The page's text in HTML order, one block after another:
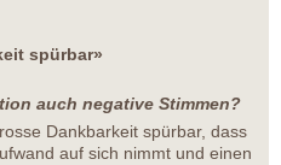
spürbar»
auch negative Stimmen?
Dankbarkeit spürbar, dass
auf sich nimmt und einen